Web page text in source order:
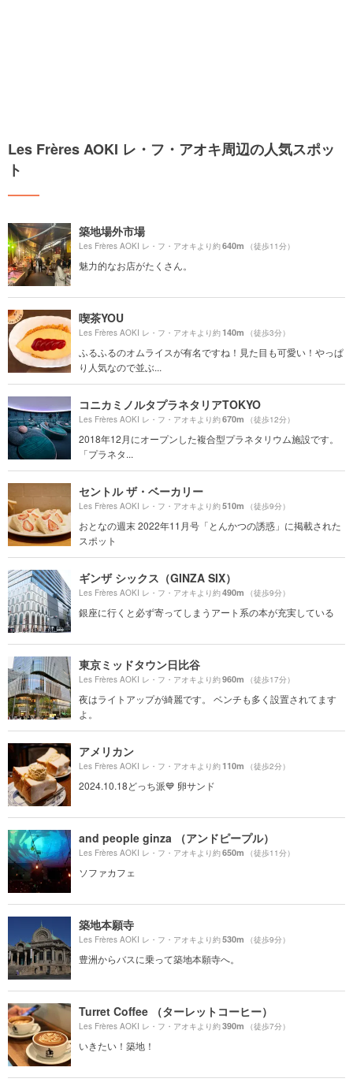
Les Frères AOKI レ・フ・アオキ周辺の人気スポッ
ト
築地場外市場
Les Frères AOKI レ・フ・アオキより約640m （徒歩11分）
魅力的なお店がたくさん。
喫茶YOU
Les Frères AOKI レ・フ・アオキより約140m （徒歩3分）
ふるふるのオムライスが有名ですね！見た目も可愛い！やっぱ
り人気なので並ぶ...
コニカミノルタプラネタリアTOKYO
Les Frères AOKI レ・フ・アオキより約670m （徒歩12分）
2018年12月にオープンした複合型プラネタリウム施設です。
「プラネタ...
セントル ザ・ベーカリー
Les Frères AOKI レ・フ・アオキより約510m （徒歩9分）
おとなの週末 2022年11月号「とんかつの誘惑」に掲載された
スポット
ギンザ シックス（GINZA SIX）
Les Frères AOKI レ・フ・アオキより約490m （徒歩9分）
銀座に行くと必ず寄ってしまうアート系の本が充実している
東京ミッドタウン日比谷
Les Frères AOKI レ・フ・アオキより約960m （徒歩17分）
夜はライトアップが綺麗です。 ベンチも多く設置されてます
よ。
アメリカン
Les Frères AOKI レ・フ・アオキより約110m （徒歩2分）
2024.10.18どっち派💙 卵サンド
and people ginza （アンドピープル）
Les Frères AOKI レ・フ・アオキより約650m （徒歩11分）
ソファカフェ
築地本願寺
Les Frères AOKI レ・フ・アオキより約530m （徒歩9分）
豊洲からバスに乗って築地本願寺へ。
Turret Coffee （ターレットコーヒー）
Les Frères AOKI レ・フ・アオキより約390m （徒歩7分）
いきたい！築地！